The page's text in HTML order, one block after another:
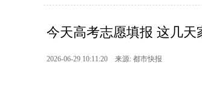
今天高考志愿填报 这几天
2026-06-29 10:11:20 来源: 都市快报